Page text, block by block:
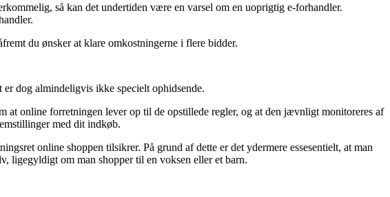
så kan det undertiden være en varsel om en uoprigtig e-forhandler.
du ønsker at klare omkostningerne i flere bidder.
dog almindeligvis ikke specielt ophidsende.
at online forretningen lever op til de opstillede regler, og at den jævnligt monitoreres af
med dit indkøb.
online shoppen tilsikrer. På grund af dette er det ydermere essesentielt, at man
ligegyldigt om man shopper til en voksen eller et barn.